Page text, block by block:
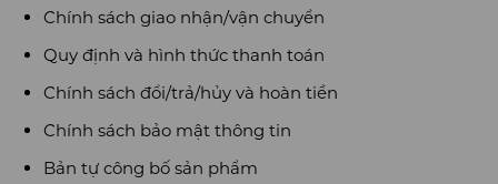
Chính sách giao nhận/vận chuyển
Quy định và hình thức thanh toán
Chính sách đổi/trả/hủy và hoàn tiền
Chính sách bảo mật thông tin
Bản tự công bố sản phẩm